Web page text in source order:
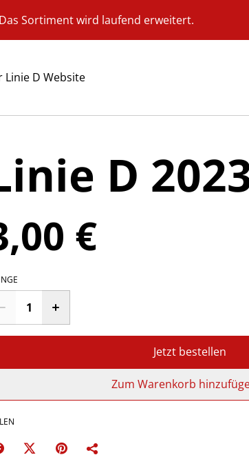
Sortiment wird laufend erweitert.
Linie D Website
D
€
Jetzt bestellen
Zum Warenkorb